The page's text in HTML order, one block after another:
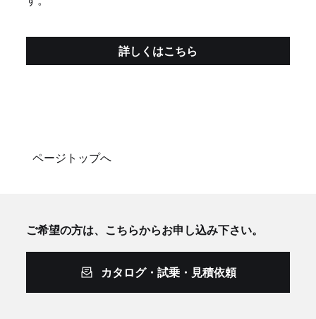
詳しくはこちら
ページトップへ
ご希望の方は、こちらからお申し込み下さい。
カタログ・試乗・見積依頼